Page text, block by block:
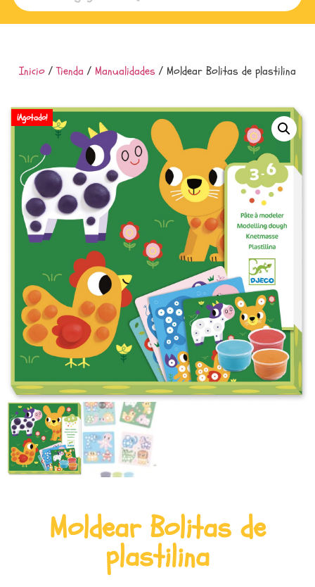
Inicio /Tienda / Manualidades / Moldear Bolitas de plastilina
¡Agotado!
Moldear Bolitas de
plastilina